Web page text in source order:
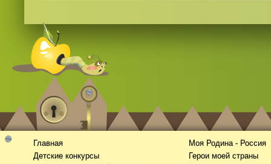
Главная
Детские конкурсы
Моя Родина - Россия
Герои моей страны